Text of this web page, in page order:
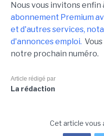
Nous vous invitons enfin
abonnement Premium
et d'autres services,
d'annonces emploi.
notre prochain numéro.
Article rédigé par
La rédaction
Cet article vous